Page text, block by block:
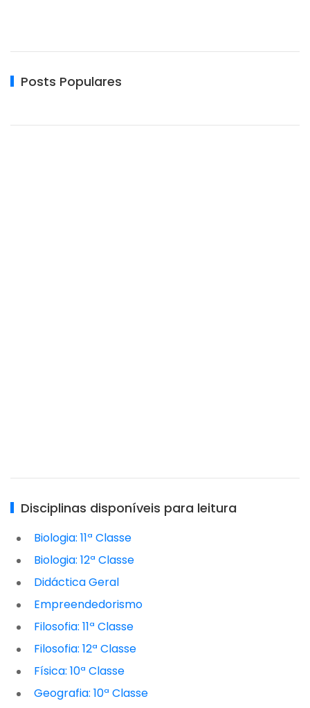
Posts Populares
Disciplinas disponíveis para leitura
Biologia: 11ª Classe
Biologia: 12ª Classe
Didáctica Geral
Empreendedorismo
Filosofia: 11ª Classe
Filosofia: 12ª Classe
Física: 10ª Classe
Geografia: 10ª Classe